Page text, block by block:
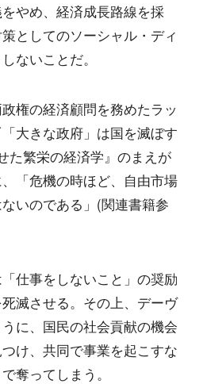
やめ、経済成長路線を採
としてのソーシャル・ディ
ないことだ。
権の経済顧問を務めたラッ
大きな政府」は国を滅ぼす
た繁栄の経済学』のまえが
「危機の時ほど、自由市場
いのである」(関連書籍参
仕事をしないこと」の奨励
滅させる。その上、デーヴ
に、国民の社会貢献の機会
け、共同で事業を起こすな
奪ってしまう。